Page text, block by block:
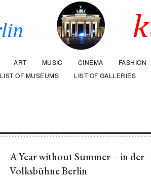
ART MUSIC CINEMA FASHION
LIST OF MUSEUMS LIST OF GALLERIES
A Year without Summer – in der
Volksbühne Berlin